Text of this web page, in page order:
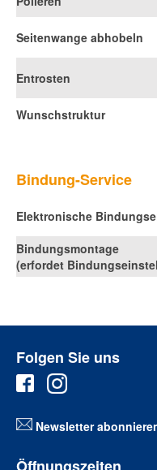
Seitenwange abhobeln
Entrosten
Wunschstruktur
Bindung-Service
Elektronische
Bindungsmontage
(erfordet
Folgen Sie uns
Newsletter
Öffnungszeiten